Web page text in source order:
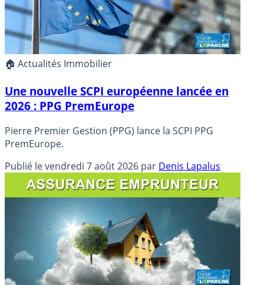
🏠 Actualités Immobilier
Une nouvelle SCPI européenne lancée en
2026 : PPG PremEurope
Pierre Premier Gestion (PPG) lance la SCPI PPG
PremEurope.
Publié levendredi 7 août 2026 par Denis Lapalus